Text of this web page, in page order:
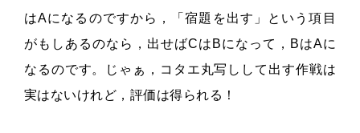
はAになるのですから，「宿題を出す」という項目
がもしあるのなら，出せばCはBになって，BはAに
なるのです。じゃぁ，コタエ丸写しして出す作戦は
実はないけれど，評価は得られる！